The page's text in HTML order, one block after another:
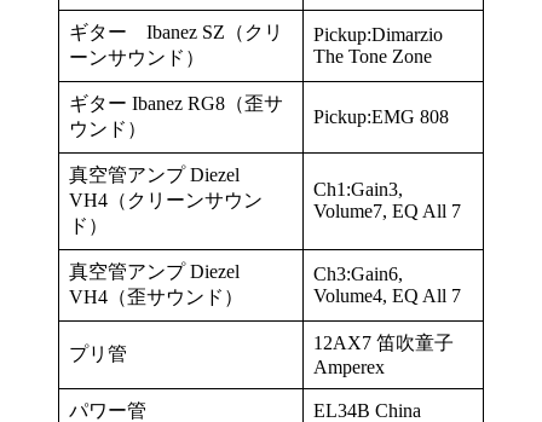
ギター Ibanez SZ（クリ
ーンサウンド）
Pickup:Dimarzio
The Tone Zone
ギター Ibanez RG8（歪サ
ウンド）
Pickup:EMG 808
真空管アンプ Diezel
VH4（クリーンサウン
ド）
Ch1:Gain3,
Volume7, EQ All 7
真空管アンプ Diezel
VH4（歪サウンド）
Ch3:Gain6,
Volume4, EQ All 7
プリ管
12AX7 笛吹童子
Amperex
パワー管 EL34B China